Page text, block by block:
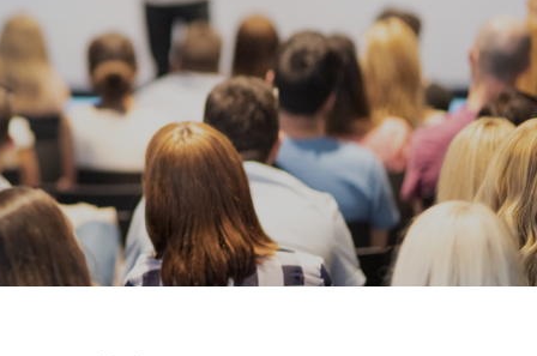
智能光伏
智能关断芯片
智能优化芯片
开关电源
升压开关稳压器
降压开关稳压器
电荷泵
开关电源控制器
LED驱动
汽车照明
商业照明
逆变器
移动储能-电池 PACK 解决方案
储能电池包及双向电源
家用工商业储能电池包系统